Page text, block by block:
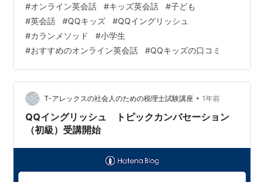
ト） 特徴1：【圧倒的な安心感】講師は全員「正社員」の
プロ教師 👩‍🏫 特徴2：【4倍速で英語脳に】魔法の学習法
「カランメソッド」 ✨ 特徴3：【飽きさせない】レベル
別の豊富な子供向けカリキュラム 特徴4：【復習に最
適】録画機能付きの独自通信システム「Classroom」 特
徴5：【いざとい…
#オンライン英会話 #キッズ英会話 #子ども
#英会話 #QQキッズ #QQイングリッシュ
#カランメソッド #小学生
#おすすめのオンライン英会話 #QQキッズの口コミ
T-アレックスの社会人のための税理士試験講座 • 1年前
QQイングリッシュ トピックカンバセーション
（初級）受講開始